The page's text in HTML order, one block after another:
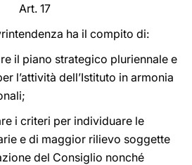
Art. 17
ha il compito di:
il piano strategico pluriennale e
l’attività dell’Istituto in armonia
i criteri per individuare le
e di maggior rilievo soggette
del Consiglio nonché